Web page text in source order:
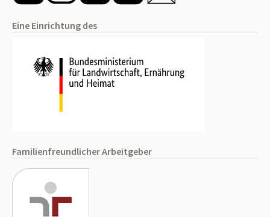
Eine Einrichtung des
Familienfreundlicher Arbeitgeber